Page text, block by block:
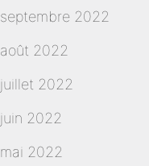
septembre 2022
août 2022
juillet 2022
juin 2022
mai 2022